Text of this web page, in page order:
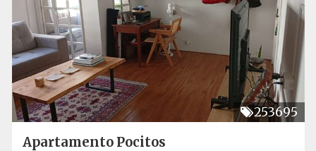
253695
Apartamento Pocitos